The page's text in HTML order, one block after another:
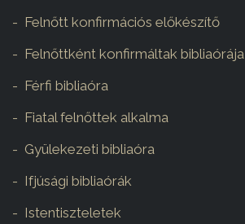
Felnőtt konfirmációs előkészítő
Felnőttként konfirmáltak bibliaórája
Férfi bibliaóra
Fiatal felnőttek alkalma
Gyülekezeti bibliaóra
Ifjúsági bibliaórák
Istentiszteletek